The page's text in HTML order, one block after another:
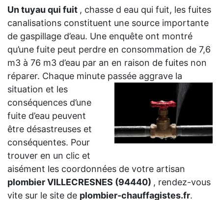
Un tuyau qui fuit , chasse d eau qui fuit, les fuites
canalisations constituent une source importante
de gaspillage d’eau. Une enquête ont montré
qu’une fuite peut perdre en consommation de 7,6
m3 à 76 m3 d’eau par an en raison de fuites non
réparer. Chaque minute passée aggrave la
situation et les
conséquences d’une
fuite d’eau peuvent
être désastreuses et
conséquentes. Pour
trouver en un clic et
aisément les coordonnées de votre artisan
plombier VILLECRESNES (94440) , rendez-vous
vite sur le site de plombier-chauffagistes.fr.